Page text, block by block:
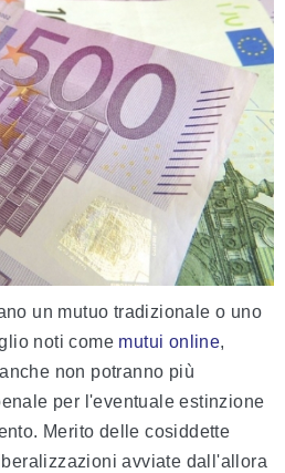
un mutuo tradizionale o uno
noti come mutui online,
non potranno più
per l'eventuale estinzione
Merito delle cosiddette
avviate dall'allora